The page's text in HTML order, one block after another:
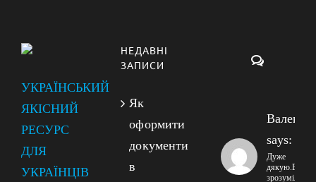
УКРАЇНСЬКИЙ
ЯКІСНИЙ
РЕСУРС
ДЛЯ
УКРАЇНЦІВ
НЕДАВНІ
ЗАПИСИ
Як
оформити
документи
в
says:
Дуже
дякую.Все
зрозуміло!!